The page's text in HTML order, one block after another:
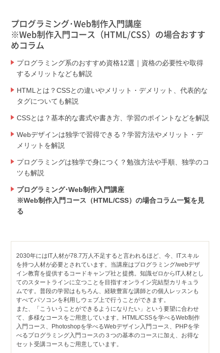
プログラミング･Web制作入門講座
※Web制作入門コース（HTML/CSS）の場合おすす
めコラム
プログラミング系のおすすめ資格12選｜資格の必要性や取得
するメリットなども解説
HTMLとは？CSSとの違いやメリット・デメリット、代表的な
タグについても解説
CSSとは？基本的な書式や書き方、学習のポイントなどを解説
Webデザインは独学で習得できる？学習方法やメリット・デ
メリットを解説
プログラミングは独学で身につく？勉強方法や手順、独学のコ
ツも解説
プログラミング･Web制作入門講座
※Web制作入門コース（HTML/CSS）の場合コラム一覧を見
る
2030年にはIT人材が78.7万人不足すると言われるほど、今、ITスキル
を持つ人材が必要とされています。当講座はプログラミング/webデザ
イン教育を提供するコードキャンプ社と提携。知識ゼロからIT人材とし
てのスタートラインに立つことを目指すオンライン完結型カリキュラ
ムです。普段の学習はもちろん、経験豊富な講師との個人レッスンも
すべてパソコンを利用しウェブ上で行うことができます。
また、「こういうことができるようになりたい」という要望に合わせ
て、多様なコースをご用意しています。HTML/CSSを学べるWeb制作
入門コース、Photoshopを学べるWebデザイン入門コース、PHPを学
べるプログラミング入門コースの３つの基本のコースに加え、お得な
セット受講コースもご用意しています。